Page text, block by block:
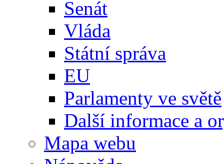
Senát
Vláda
Státní správa
EU
Parlamenty ve světě
Další informace a
Mapa webu